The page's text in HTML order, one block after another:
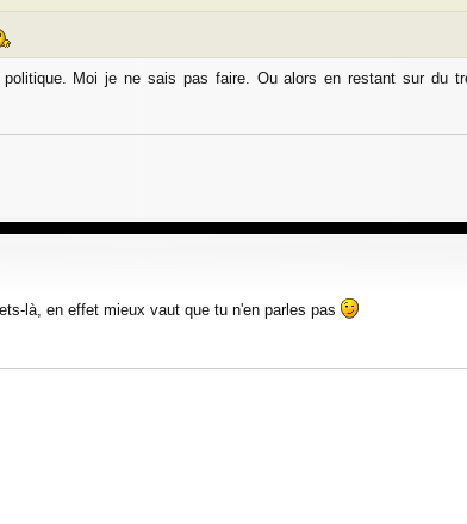
Moi je ne sais pas faire. Ou alors en restant sur du
là, en effet mieux vaut que tu n'en parles pas